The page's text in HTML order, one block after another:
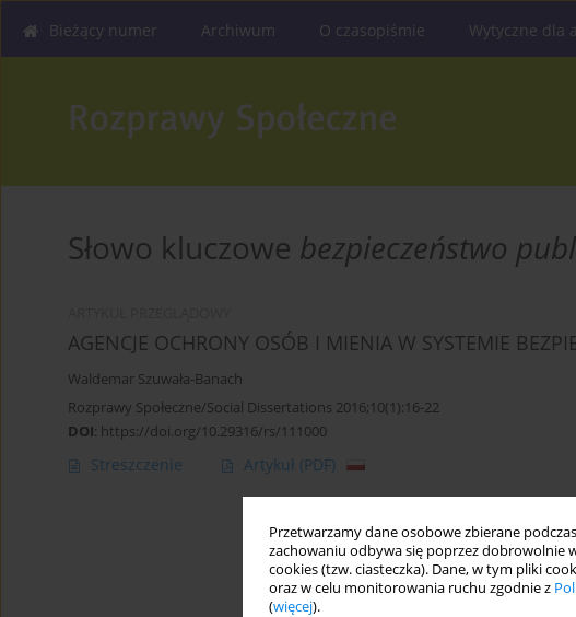
Przetwarzamy dane osobowe zbierane
zachowaniu odbywa się poprzez dobrowolnie
cookies (tzw. ciasteczka). Dane, w tym pliki
oraz w celu monitorowania ruchu zgodnie z
(więcej).
Bieżący numer Archiwum O czasopiśmie Wytyczne dla
Słowo kluczowe bezpieczeństwo
AGENCJE OCHRONY OSÓB I MIENIA W SYSTEMIE
Waldemar Szuwała-Banach
Rozprawy Społeczne/Social Dissertations 2016;10(1):16-22
DOI: https://doi.org/10.29316/rs/111000
Streszczenie Artykuł (PDF)